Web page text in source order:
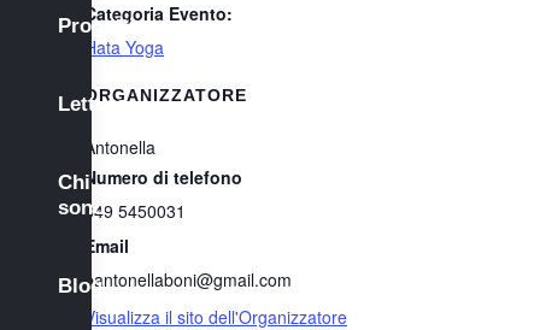
Progetti
Letture
Chi
sono
Blog
Categoria Evento:
Hata Yoga
ORGANIZZATORE
Antonella
Numero di telefono
349 5450031
Email
bantonellaboni@gmail.com
Visualizza il sito dell'Organizzatore